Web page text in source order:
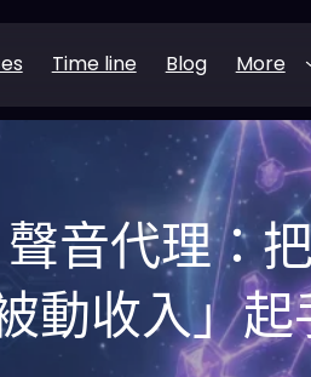
Time line Blog More
音代理：
動收入」